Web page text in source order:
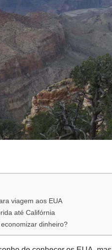
viagem aos EUA
até Califórnia
dinheiro?